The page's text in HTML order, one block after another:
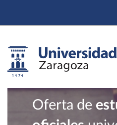
Oferta de